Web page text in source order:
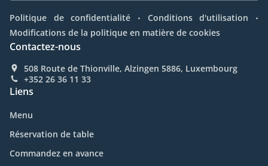
Politique de confidentialité . Conditions d'utilisation .
Modifications de la politique en matière de cookies
Contactez-nous
508 Route de Thionville, Alzingen 5886, Luxembourg
+352 26 36 11 33
Liens
Menu
Réservation de table
Commandez en avance